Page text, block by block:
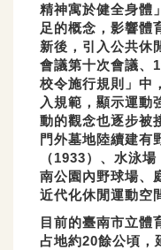
精神寓於健全身體
足的概念，影響體
新後，引入公共休
會議第十次會議、
校令施行規則」中
入規範，顯示運動
動的觀念也逐步被
門外墓地陸續建有
（1933）、水泳
南公園內野球場、
近代化休閒運動空
目前的臺南市立體
占地約20餘公頃，